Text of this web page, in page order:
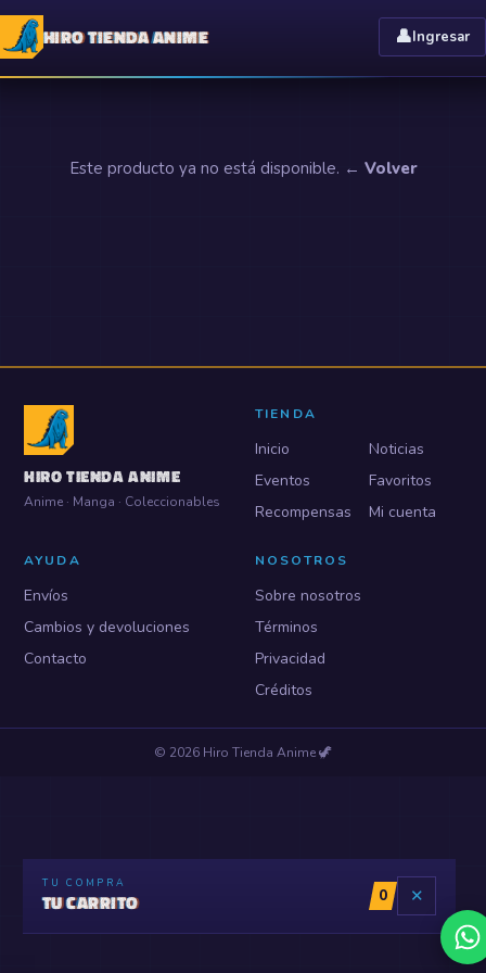
HIRO TIENDA ANIME 👤Ingresar
Este producto ya no está disponible. ← Volver
HIRO TIENDA ANIME
Anime · Manga · Coleccionables
TIENDA
Inicio
Noticias
Eventos
Favoritos
Recompensas
Mi cuenta
AYUDA
Envíos
Cambios y devoluciones
Contacto
NOSOTROS
Sobre nosotros
Términos
Privacidad
Créditos
© 2026 Hiro Tienda Anime🦖
TU COMPRA
TU CARRITO 0 ✕